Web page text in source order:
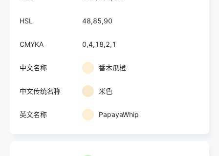
HSL 48,85,90
CMYKA 0,4,18,2,1
中文名称 番木瓜橙
中文传统名称 米色
英文名称 PapayaWhip